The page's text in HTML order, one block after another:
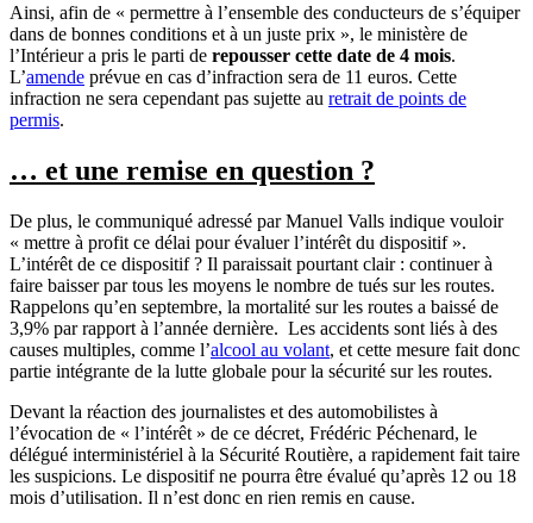
Ainsi, afin de « permettre à l’ensemble des conducteurs de s’équiper
dans de bonnes conditions et à un juste prix », le ministère de
l’Intérieur a pris le parti de repousser cette date de 4 mois.
L’amende prévue en cas d’infraction sera de 11 euros. Cette
infraction ne sera cependant pas sujette au retrait de points de
permis.
… et une remise en question ?
De plus, le communiqué adressé par Manuel Valls indique vouloir
« mettre à profit ce délai pour évaluer l’intérêt du dispositif ».
L’intérêt de ce dispositif ? Il paraissait pourtant clair : continuer à
faire baisser par tous les moyens le nombre de tués sur les routes.
Rappelons qu’en septembre, la mortalité sur les routes a baissé de
3,9% par rapport à l’année dernière. Les accidents sont liés à des
causes multiples, comme l’alcool au volant, et cette mesure fait donc
partie intégrante de la lutte globale pour la sécurité sur les routes.
Devant la réaction des journalistes et des automobilistes à
l’évocation de « l’intérêt » de ce décret, Frédéric Péchenard, le
délégué interministériel à la Sécurité Routière, a rapidement fait taire
les suspicions. Le dispositif ne pourra être évalué qu’après 12 ou 18
mois d’utilisation. Il n’est donc en rien remis en cause.